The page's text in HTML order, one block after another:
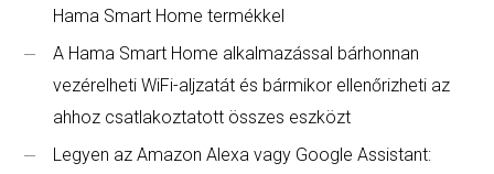
Hama Smart Home termékkel
A Hama Smart Home alkalmazással bárhonnan
vezérelheti WiFi-aljzatát és bármikor ellenőrizheti az
ahhoz csatlakoztatott összes eszközt
Legyen az Amazon Alexa vagy Google Assistant: